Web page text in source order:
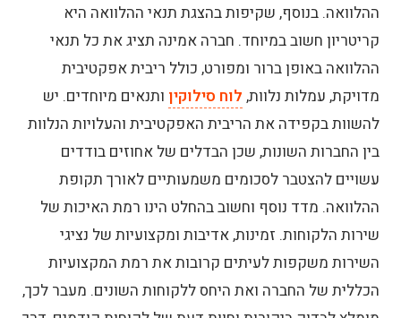
ההלוואה. בנוסף, שקיפות בהצגת תנאי ההלוואה היא
קריטריון חשוב במיוחד. חברה אמינה תציג את כל תנאי
ההלוואה באופן ברור ומפורט, כולל ריבית אפקטיבית
מדויקת, עמלות נלוות, לוח סילוקין ותנאים מיוחדים. יש
להשוות בקפידה את הריבית האפקטיבית והעלויות הנלוות
בין החברות השונות, שכן הבדלים של אחוזים בודדים
עשויים להצטבר לסכומים משמעותיים לאורך תקופת
ההלוואה. מדד נוסף וחשוב בהחלט הינו רמת האיכות של
שירות הלקוחות. זמינות, אדיבות ומקצועיות של נציגי
השירות משקפות לעיתים קרובות את רמת המקצועיות
הכללית של החברה ואת היחס ללקוחות השונים. מעבר לכך,